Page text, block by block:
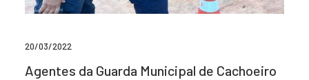
20/03/2022
Agentes da Guarda Municipal de Cachoeiro